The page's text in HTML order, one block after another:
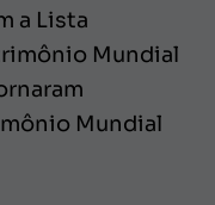
a Lista
Mundial
Mundial